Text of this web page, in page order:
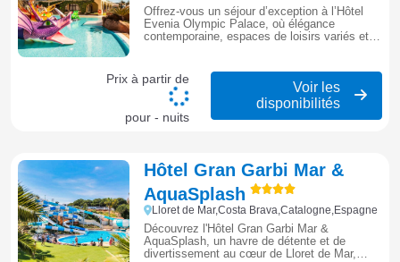
Offrez-vous un séjour d’exception à l’Hôtel
Evenia Olympic Palace, où élégance
contemporaine, espaces de loisirs variés et
Prix à partir de
pour - nuits
Voir les
disponibilités
Hôtel Gran Garbi Mar &
AquaSplash
Lloret de Mar,Costa Brava,Catalogne,Espagne
Découvrez l'Hôtel Gran Garbi Mar &
AquaSplash, un havre de détente et de
divertissement au cœur de Lloret de Mar,